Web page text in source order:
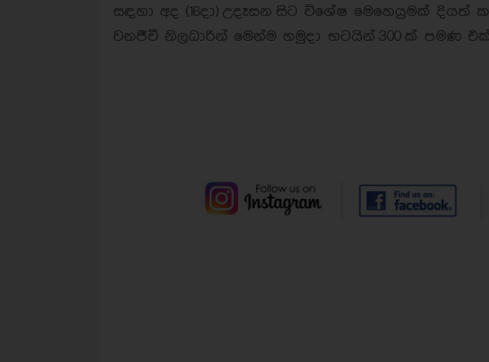
සඳහා අද (16දා) උදෑසන සිට විශේෂ මෙහෙයුමක් දියත්
වනජීවී නිලධාරින් මෙන්ම හමුදා භටයින් 300 ක් පමණ